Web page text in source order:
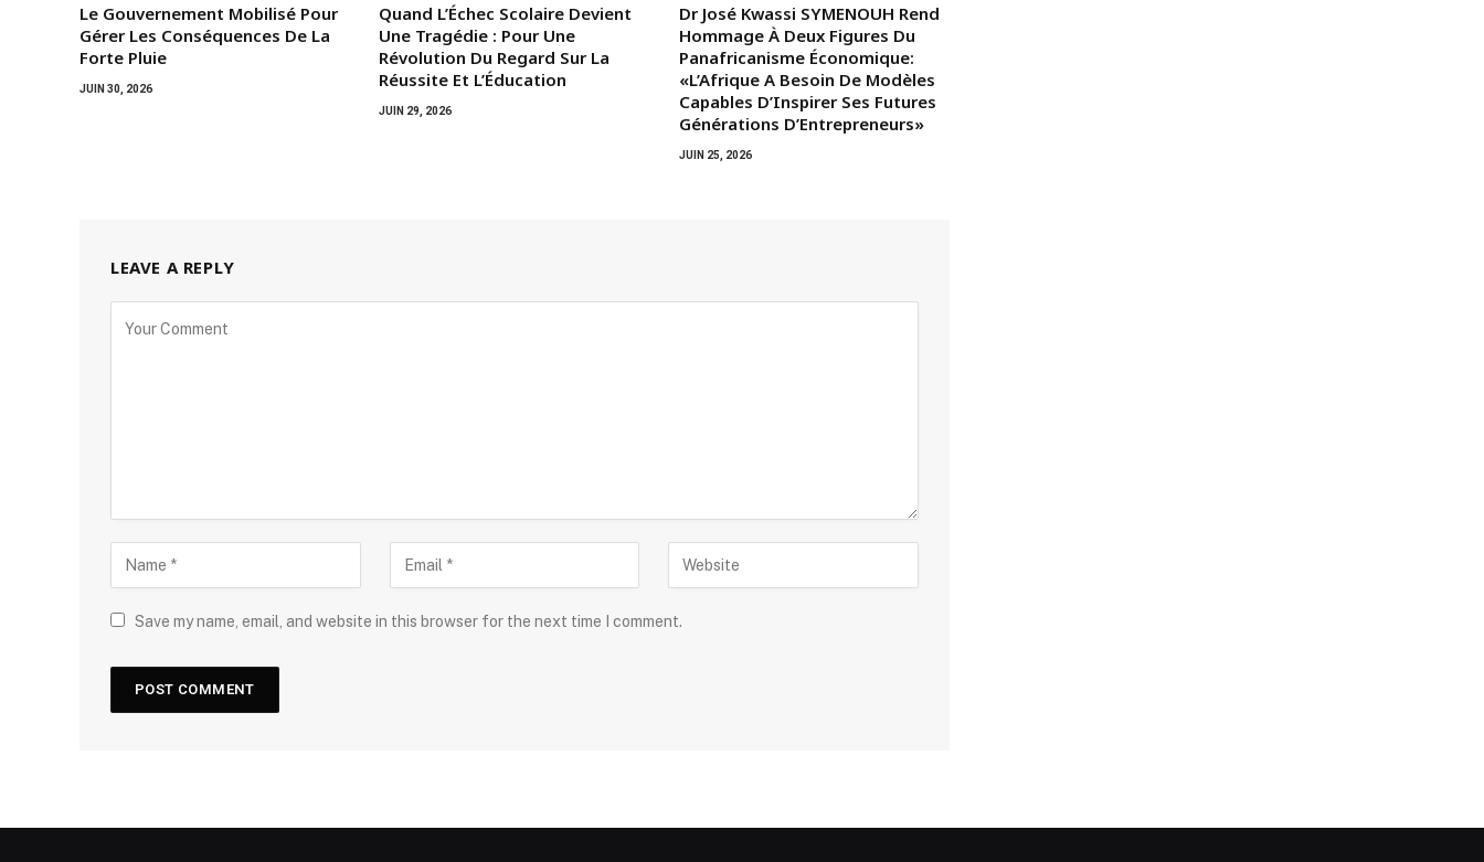
Le Gouvernement Mobilisé Pour
Gérer Les Conséquences De La
Forte Pluie
JUIN 30, 2026
Quand L’Échec Scolaire Devient
Une Tragédie : Pour Une
Révolution Du Regard Sur La
Réussite Et L’Éducation
JUIN 29, 2026
Dr José Kwassi SYMENOUH Rend
Hommage À Deux Figures Du
Panafricanisme Économique:
«L’Afrique A Besoin De Modèles
Capables D’Inspirer Ses Futures
Générations D’Entrepreneurs»
JUIN 25, 2026
LEAVE A REPLY
Save my name, email, and website in this browser for the next time I comment.